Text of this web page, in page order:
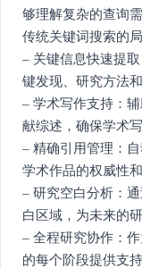
够理解复杂的查询
传统关键词搜索的
– 关键信息快速提
键发现、研究方法
– 学术写作支持：
献综述，确保学术
– 精确引用管理：
学术作品的权威性和
– 研究空白分析：
白区域，为未来的
– 全程研究协作：
的每个阶段提供支